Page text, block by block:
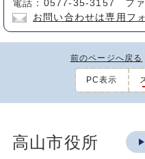
電話：0577-35-3157 フ
お問い合わせは専用フ
前のページへ戻る
PC表示
高山市役所